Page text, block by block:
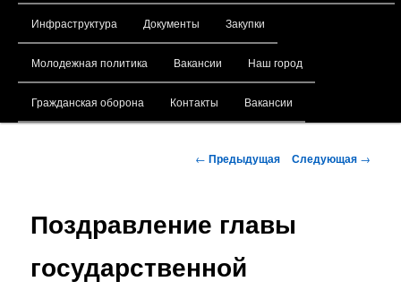
Инфраструктура Документы Закупки
Молодежная политика Вакансии Наш город
Гражданская оборона Контакты Вакансии
Навигация по записям
← Предыдущая Следующая →
Поздравление главы
государственной